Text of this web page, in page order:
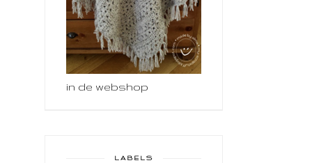
in de webshop
LABELS